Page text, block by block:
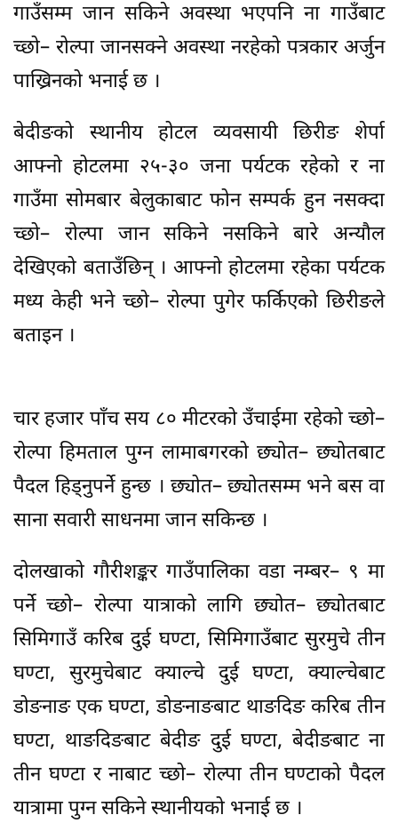
गाउँसम्म जान सकिने अवस्था भएपनि ना गाउँबाट
च्छो– रोल्पा जानसक्ने अवस्था नरहेको पत्रकार अर्जुन
पाख्रिनको भनाई छ ।
बेदीङको स्थानीय होटल व्यवसायी छिरीङ शेर्पा
आफ्नो होटलमा २५-३० जना पर्यटक रहेको र ना
गाउँमा सोमबार बेलुकाबाट फोन सम्पर्क हुन नसक्दा
च्छो– रोल्पा जान सकिने नसकिने बारे अन्यौल
देखिएको बताउँछिन् । आफ्नो होटलमा रहेका पर्यटक
मध्य केही भने च्छो– रोल्पा पुगेर फर्किएको छिरीङले
बताइन ।
चार हजार पाँच सय ८० मीटरको उँचाईमा रहेको च्छो–
रोल्पा हिमताल पुग्न लामाबगरको छ्योत– छ्योतबाट
पैदल हिड्नुपर्ने हुन्छ । छ्योत– छ्योतसम्म भने बस वा
साना सवारी साधनमा जान सकिन्छ ।
दोलखाको गौरीशङ्कर गाउँपालिका वडा नम्बर– ९ मा
पर्ने च्छो– रोल्पा यात्राको लागि छ्योत– छ्योतबाट
सिमिगाउँ करिब दुई घण्टा, सिमिगाउँबाट सुरमुचे तीन
घण्टा, सुरमुचेबाट क्याल्चे दुई घण्टा, क्याल्चेबाट
डोङनाङ एक घण्टा, डोङनाङबाट थाङदिङ करिब तीन
घण्टा, थाङदिङबाट बेदीङ दुई घण्टा, बेदीङबाट ना
तीन घण्टा र नाबाट च्छो– रोल्पा तीन घण्टाको पैदल
यात्रामा पुग्न सकिने स्थानीयको भनाई छ ।